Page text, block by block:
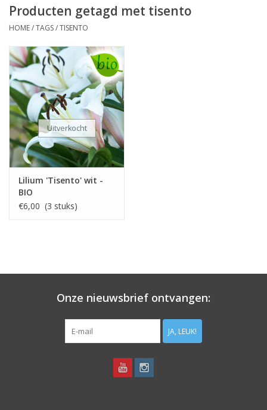
Producten getagd met tisento
HOME/TAGS/TISENTO
Uitverkocht
Lilium 'Tisento' wit -
BIO
€6,00 (3 stuks)
Onze nieuwsbrief ontvangen:
JA, LEUK!